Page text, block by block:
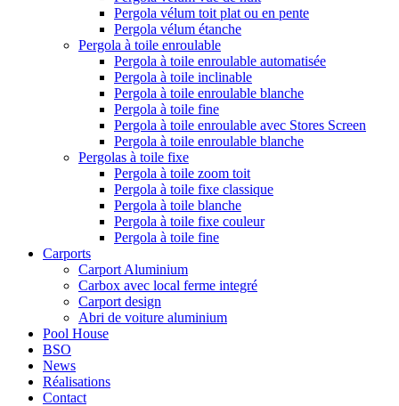
Pergola vélum toit plat ou en pente
Pergola vélum étanche
Pergola à toile enroulable
Pergola à toile enroulable automatisée
Pergola à toile inclinable
Pergola à toile enroulable blanche
Pergola à toile fine
Pergola à toile enroulable avec Stores Screen
Pergola à toile enroulable blanche
Pergolas à toile fixe
Pergola à toile zoom toit
Pergola à toile fixe classique
Pergola à toile blanche
Pergola à toile fixe couleur
Pergola à toile fine
Carports
Carport Aluminium
Carbox avec local ferme integré
Carport design
Abri de voiture aluminium
Pool House
BSO
News
Réalisations
Contact